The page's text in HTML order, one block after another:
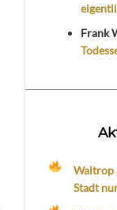
Frank
Waltrop
Stadt